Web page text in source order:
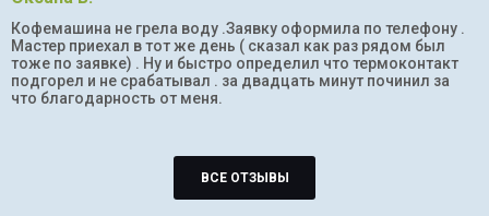
Кофемашина не грела воду .Заявку оформила по телефону .
Мастер приехал в тот же день ( сказал как раз рядом был
тоже по заявке) . Ну и быстро определил что термоконтакт
подгорел и не срабатывал . за двадцать минут починил за
что благодарность от меня.
ВСЕ ОТЗЫВЫ